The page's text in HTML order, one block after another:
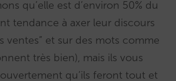
qu’elle est d’environ 50% du
tendance à axer leur discours
ventes” et sur des mots comme
très bien), mais ils vous
qu’ils feront tout et